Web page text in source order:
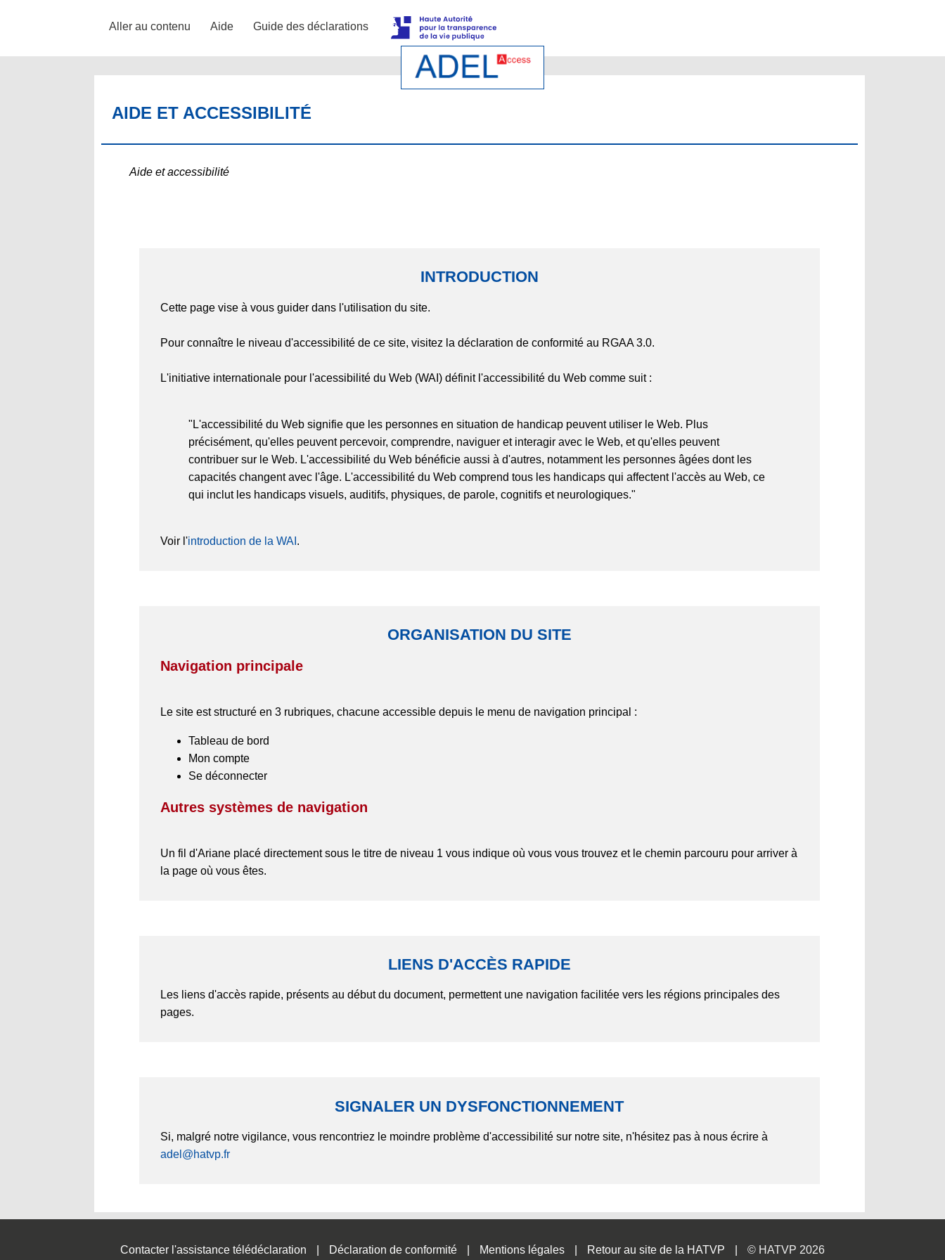
Aller au contenu Aide Guide des déclarations
AIDE ET ACCESSIBILITÉ
Aide et accessibilité
INTRODUCTION
Cette page vise à vous guider dans l'utilisation du site.
Pour connaître le niveau d'accessibilité de ce site, visitez la déclaration de conformité au RGAA 3.0.
L'initiative internationale pour l'acessibilité du Web (WAI) définit l'accessibilité du Web comme suit :
"L'accessibilité du Web signifie que les personnes en situation de handicap peuvent utiliser le Web. Plus
précisément, qu'elles peuvent percevoir, comprendre, naviguer et interagir avec le Web, et qu'elles peuvent
contribuer sur le Web. L'accessibilité du Web bénéficie aussi à d'autres, notamment les personnes âgées dont les
capacités changent avec l'âge. L'accessibilité du Web comprend tous les handicaps qui affectent l'accès au Web, ce
qui inclut les handicaps visuels, auditifs, physiques, de parole, cognitifs et neurologiques."
Voir l'introduction de la WAI .
ORGANISATION DU SITE
Navigation principale
Le site est structuré en 3 rubriques, chacune accessible depuis le menu de navigation principal :
Tableau de bord
Mon compte
Se déconnecter
Autres systèmes de navigation
Un fil d'Ariane placé directement sous le titre de niveau 1 vous indique où vous vous trouvez et le chemin parcouru pour arriver à
la page où vous êtes.
LIENS D'ACCÈS RAPIDE
Les liens d'accès rapide, présents au début du document, permettent une navigation facilitée vers les régions principales des
pages.
SIGNALER UN DYSFONCTIONNEMENT
Si, malgré notre vigilance, vous rencontriez le moindre problème d'accessibilité sur notre site, n'hésitez pas à nous écrire à
adel@hatvp.fr
Contacter l'assistance télédéclaration Déclaration de conformité Mentions légales Retour au site de la HATVP © HATVP 2026